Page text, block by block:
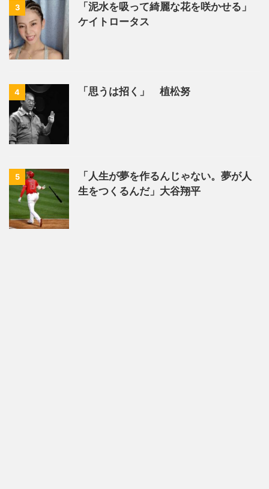
3
「泥水を吸って綺麗な花を咲かせる」
ケイトロータス
4 「思うは招く」 植松努
5
「人生が夢を作るんじゃない。夢が人
生をつくるんだ」大谷翔平